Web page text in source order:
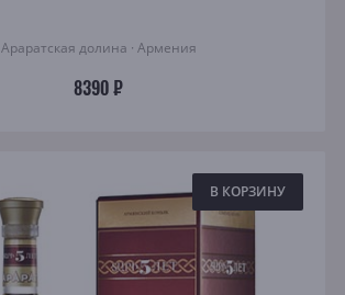
Араратская долина · Армения
8390 ₽
В КОРЗИНУ